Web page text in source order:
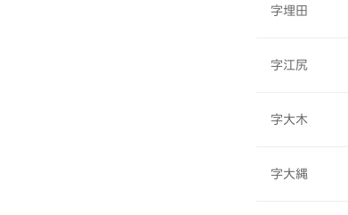
字埋田
字江尻
字大木
字大縄